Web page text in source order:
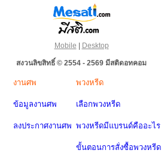
Mobile | Desktop
สงวนลิขสิทธิ์ © 2554 - 2569 มีสติดอทคอม
งานศพ
ข้อมูลงานศพ
ลงประกาศงานศพ
พวงหรีด
เลือกพวงหรีด
พวงหรีดมีแบรนด์คืออะไร
ขั้นตอนการสั่งซื้อพวงหรีด